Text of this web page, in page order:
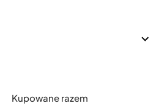
Kupowane razem